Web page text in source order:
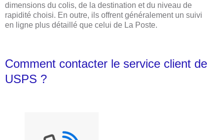
dimensions du colis, de la destination et du niveau de
rapidité choisi. En outre, ils offrent généralement un suivi
en ligne plus détaillé que celui de La Poste.
Comment contacter le service client de
USPS ?